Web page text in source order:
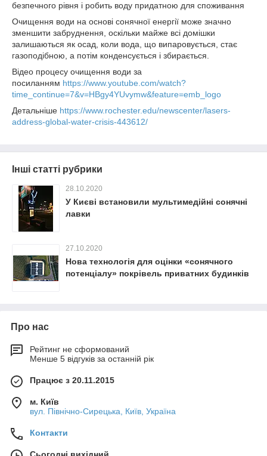
безпечного рівня і робить воду придатною для споживання
Очищення води на основі сонячної енергії може значно
зменшити забруднення, оскільки майже всі домішки
залишаються як осад, коли вода, що випаровується, стає
газоподібною, а потім конденсується і збирається.
Відео процесу очищення води за
посиланням https://www.youtube.com/watch?
time_continue=7&v=HBgy4YUvymw&feature=emb_logo
Детальніше https://www.rochester.edu/newscenter/lasers-
address-global-water-crisis-443612/
Інші статті рубрики
28.10.2020
У Києві встановили мультимедійні сонячні
лавки
27.10.2020
Нова технологія для оцінки «сонячного
потенціалу» покрівель приватних будинків
Про нас
Рейтинг не сформований
Менше 5 відгуків за останній рік
Працює з 20.11.2015
м. Київ
вул. Північно-Сирецька, Київ, Україна
Контакти